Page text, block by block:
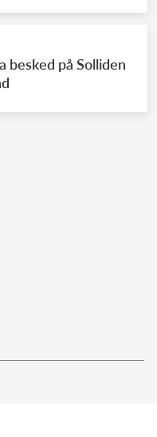
besked på Solliden